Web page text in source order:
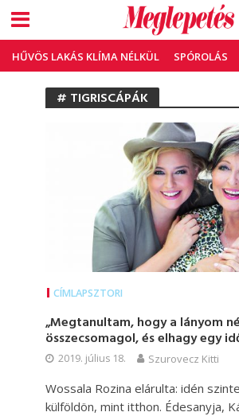
HŰVÖS LAKÁS KLÍMA NÉLKÜL SPÓROLÁS
# TIGRISCÁPÁK
CÍMLAPSZTORI
„Megtanultam, hogy a lányom
összecsomagol, és elhagy egy
2019. július 18. Szurovecz Kitti
Wossala Rozina elárulta: idén
külföldön, mint itthon. Édesanyja,